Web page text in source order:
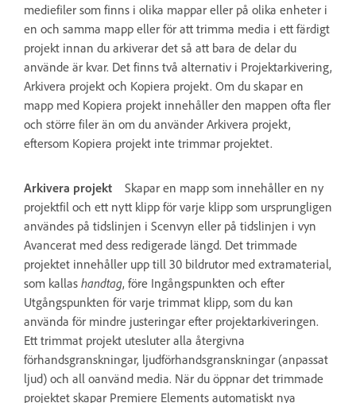
mediefiler som finns i olika mappar eller på olika enheter i
en och samma mapp eller för att trimma media i ett färdigt
projekt innan du arkiverar det så att bara de delar du
använde är kvar. Det finns två alternativ i Projektarkivering,
Arkivera projekt och Kopiera projekt. Om du skapar en
mapp med Kopiera projekt innehåller den mappen ofta fler
och större filer än om du använder Arkivera projekt,
eftersom Kopiera projekt inte trimmar projektet.
Arkivera projekt
Skapar en mapp som innehåller en ny
projektfil och ett nytt klipp för varje klipp som ursprungligen
användes på tidslinjen i Scenvyn eller på tidslinjen i vyn
Avancerat med dess redigerade längd. Det trimmade
projektet innehåller upp till 30 bildrutor med extramaterial,
som kallas handtag, före Ingångspunkten och efter
Utgångspunkten för varje trimmat klipp, som du kan
använda för mindre justeringar efter projektarkiveringen.
Ett trimmat projekt utesluter alla återgivna
förhandsgranskningar, ljudförhandsgranskningar (anpassat
ljud) och all oanvänd media. När du öppnar det trimmade
projektet skapar Premiere Elements automatiskt nya